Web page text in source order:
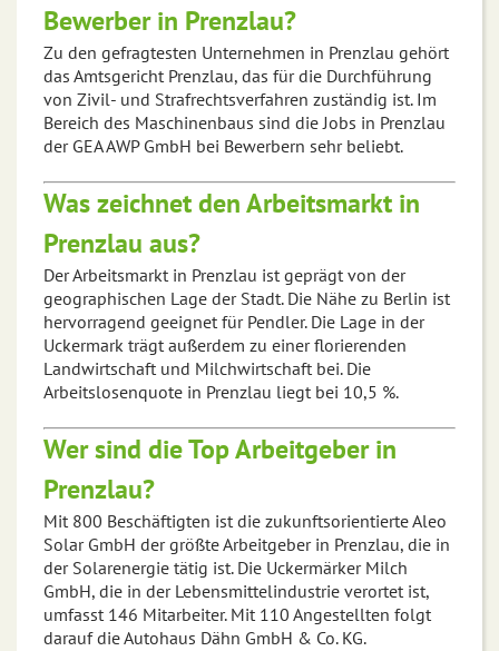
Bewerber in Prenzlau?
Zu den gefragtesten Unternehmen in Prenzlau gehört
das Amtsgericht Prenzlau, das für die Durchführung
von Zivil- und Strafrechtsverfahren zuständig ist. Im
Bereich des Maschinenbaus sind die Jobs in Prenzlau
der GEA AWP GmbH bei Bewerbern sehr beliebt.
Was zeichnet den Arbeitsmarkt in
Prenzlau aus?
Der Arbeitsmarkt in Prenzlau ist geprägt von der
geographischen Lage der Stadt. Die Nähe zu Berlin ist
hervorragend geeignet für Pendler. Die Lage in der
Uckermark trägt außerdem zu einer florierenden
Landwirtschaft und Milchwirtschaft bei. Die
Arbeitslosenquote in Prenzlau liegt bei 10,5 %.
Wer sind die Top Arbeitgeber in
Prenzlau?
Mit 800 Beschäftigten ist die zukunftsorientierte Aleo
Solar GmbH der größte Arbeitgeber in Prenzlau, die in
der Solarenergie tätig ist. Die Uckermärker Milch
GmbH, die in der Lebensmittelindustrie verortet ist,
umfasst 146 Mitarbeiter. Mit 110 Angestellten folgt
darauf die Autohaus Dähn GmbH & Co. KG.